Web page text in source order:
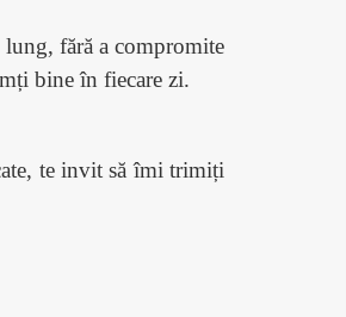
lung, fără a compromite
bine în fiecare zi.
te invit să îmi trimiți